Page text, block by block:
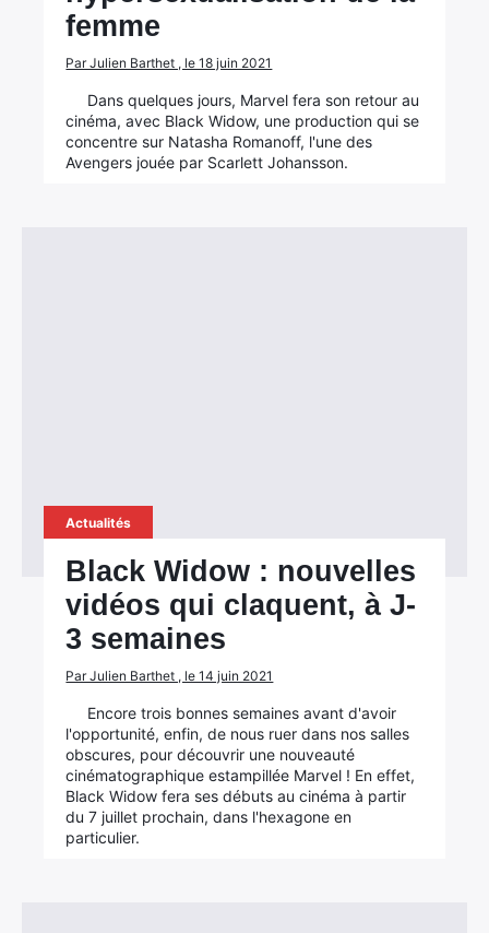
femme
Par Julien Barthet , le 18 juin 2021
Dans quelques jours, Marvel fera son retour au
cinéma, avec Black Widow, une production qui se
concentre sur Natasha Romanoff, l'une des
Avengers jouée par Scarlett Johansson.
Actualités
Black Widow : nouvelles
vidéos qui claquent, à J-
3 semaines
Par Julien Barthet , le 14 juin 2021
Encore trois bonnes semaines avant d'avoir
l'opportunité, enfin, de nous ruer dans nos salles
obscures, pour découvrir une nouveauté
cinématographique estampillée Marvel ! En effet,
Black Widow fera ses débuts au cinéma à partir
du 7 juillet prochain, dans l'hexagone en
particulier.